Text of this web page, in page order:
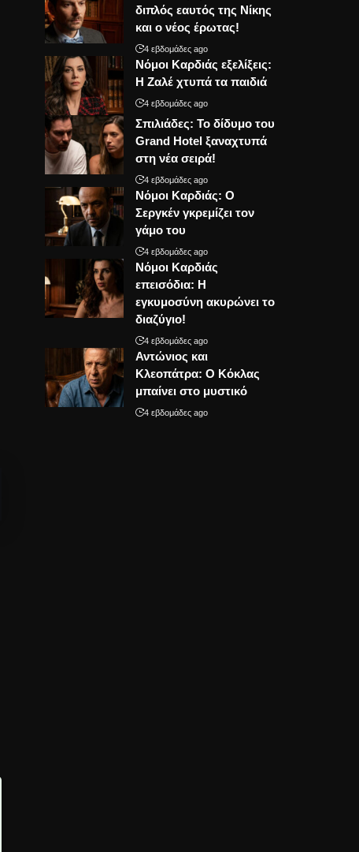
διπλός εαυτός της Νίκης
και ο νέος έρωτας!
4 εβδομάδες ago
Νόμοι Καρδιάς εξελίξεις:
Η Ζαλέ χτυπά τα παιδιά
4 εβδομάδες ago
Σπιλιάδες: Το δίδυμο του
Grand Hotel ξαναχτυπά
στη νέα σειρά!
4 εβδομάδες ago
Νόμοι Καρδιάς: Ο
Σεργκέν γκρεμίζει τον
γάμο του
4 εβδομάδες ago
Νόμοι Καρδιάς
επεισόδια: Η
εγκυμοσύνη ακυρώνει το
διαζύγιο!
4 εβδομάδες ago
Αντώνιος και
Κλεοπάτρα: Ο Κόκλας
μπαίνει στο μυστικό
4 εβδομάδες ago